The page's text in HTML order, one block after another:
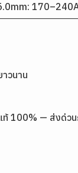
วนาน
ท้ 100% — ส่งด่ว